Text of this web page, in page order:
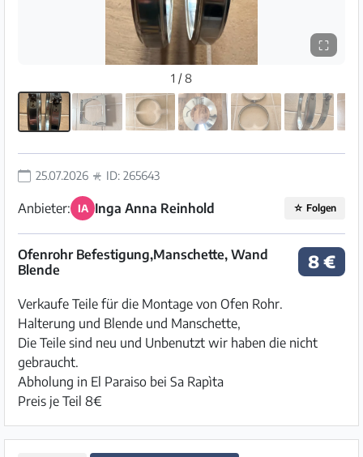
⛶
1 / 8
25.07.2026 ID: 265643
Anbieter: IA Inga Anna Reinhold ☆ Folgen
8 €
Ofenrohr Befestigung,Manschette, Wand
Blende
Verkaufe Teile für die Montage von Ofen Rohr.
Halterung und Blende und Manschette,
Die Teile sind neu und Unbenutzt wir haben die nicht
gebraucht.
Abholung in El Paraiso bei Sa Rapìta
Preis je Teil 8€